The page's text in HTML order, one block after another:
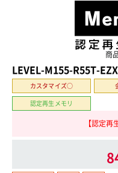
商
LEVEL-M155-R55T-
カスタマイズ○
認定再生メモリ
【認定再